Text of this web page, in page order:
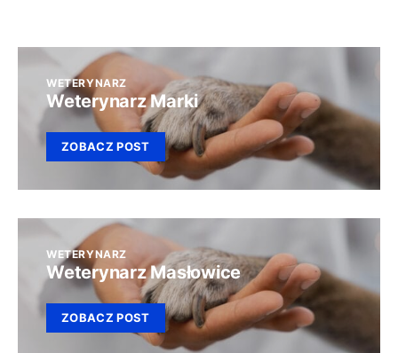
WETERYNARZ
Weterynarz Marki
ZOBACZ POST
WETERYNARZ
Weterynarz Masłowice
ZOBACZ POST